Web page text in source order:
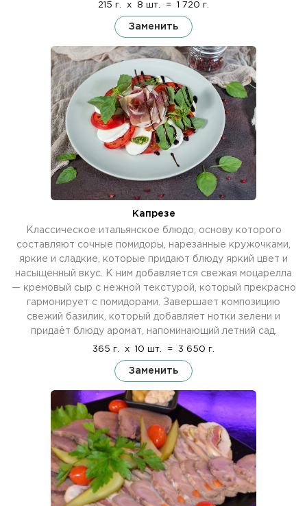
215 г. x 8 шт. = 1 720 г.
Заменить
Капрезе
Классическое итальянское блюдо, основу которого
составляют сочные помидоры, нарезанные кружочками,
яркие и сладкие, которые придают блюду яркий цвет и
насыщенный вкус. К ним добавляется свежая моцарелла
— кремовый сыр с нежной текстурой, который прекрасно
гармонирует с помидорами. Завершает композицию
свежий базилик, который добавляет нотки зелени и
придаёт блюду аромат, напоминающий летний сад.
365 г. x 10 шт. = 3 650 г.
Заменить